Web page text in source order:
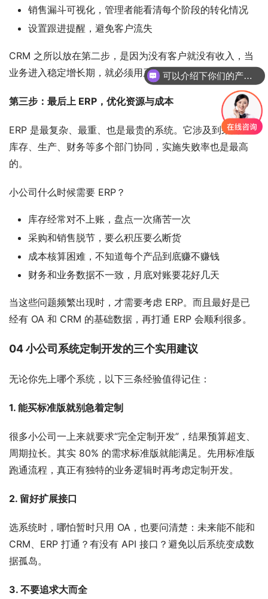
销售漏斗可视化，管理者能看清每个阶段的转化情况
设置跟进提醒，避免客户流失
CRM 之所以放在第二步，是因为没有客户就没有收入，当
业务进入稳定增长期，就必须用系统来管理销售过程。
第三步：最后上 ERP，优化资源与成本
ERP 是最复杂、最重、也是最贵的系统。它涉及到采购、
库存、生产、财务等多个部门协同，实施失败率也是最高
的。
小公司什么时候需要 ERP？
库存经常对不上账，盘点一次痛苦一次
采购和销售脱节，要么积压要么断货
成本核算困难，不知道每个产品到底赚不赚钱
财务和业务数据不一致，月底对账要花好几天
当这些问题频繁出现时，才需要考虑 ERP。而且最好是已
经有 OA 和 CRM 的基础数据，再打通 ERP 会顺利很多。
04 小公司系统定制开发的三个实用建议
无论你先上哪个系统，以下三条经验值得记住：
1. 能买标准版就别急着定制
很多小公司一上来就要求“完全定制开发”，结果预算超支、
周期拉长。其实 80% 的需求标准版就能满足。先用标准版
跑通流程，真正有独特的业务逻辑时再考虑定制开发。
2. 留好扩展接口
选系统时，哪怕暂时只用 OA，也要问清楚：未来能不能和
CRM、ERP 打通？有没有 API 接口？避免以后系统变成数
据孤岛。
3. 不要追求大而全
可以介绍下你们的产品么
你们是怎么收费的呢